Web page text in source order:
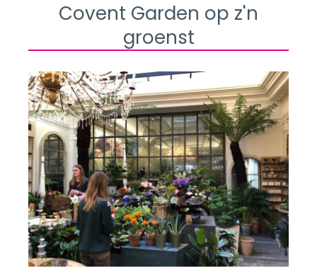
Covent Garden op z'n
groenst